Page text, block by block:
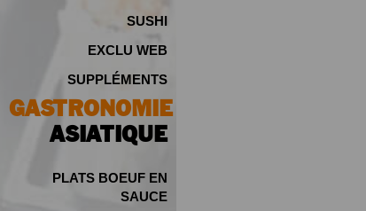
SUSHI
EXCLU WEB
SUPPLÉMENTS
GASTRONOMIE
ASIATIQUE
PLATS BOEUF EN
SAUCE